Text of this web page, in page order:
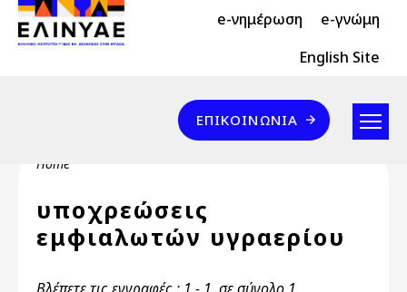
Skip to main content
Header Top 2 e-νημέρωση e-γνώμη
Header Top English Site
Επικοινωνία
ΕΠΙΚΟΙΝΩΝΊΑ
Breadcrumb
Home
υποχρεώσεις
εμφιαλωτών υγραερίου